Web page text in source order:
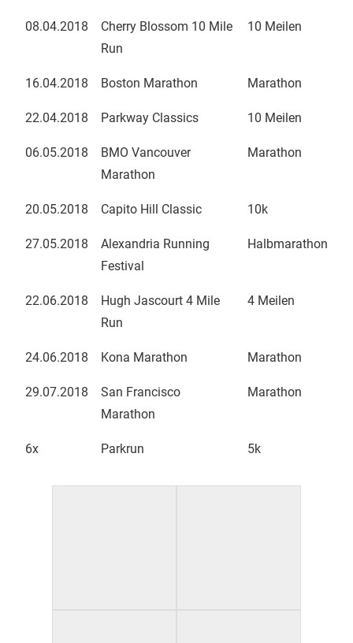
08.04.2018
Cherry Blossom 10 Mile
Run
10 Meilen
16.04.2018 Boston Marathon Marathon
22.04.2018 Parkway Classics 10 Meilen
06.05.2018
BMO Vancouver
Marathon
Marathon
20.05.2018 Capito Hill Classic 10k
27.05.2018
Alexandria Running
Festival
Halbmarathon
22.06.2018
Hugh Jascourt 4 Mile
Run
4 Meilen
24.06.2018 Kona Marathon Marathon
29.07.2018
San Francisco
Marathon
Marathon
6x Parkrun 5k